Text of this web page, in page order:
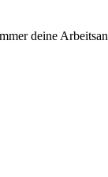
deine